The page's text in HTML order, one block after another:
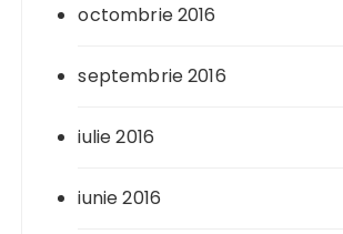
octombrie 2016
septembrie 2016
iulie 2016
iunie 2016